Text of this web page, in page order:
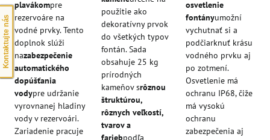
plavákompre
rezervoáre na
vodné prvky. Tento
doplnok slúži
nazabezpečenie
automatického
dopúšťania
vodypre udržanie
vyrovnanej hladiny
vody v rezervoári.
Zariadenie pracuje
použitie ako
dekoratívny prvok
do všetkých typov
fontán. Sada
obsahuje 25 kg
prírodných
kameňov srôznou
štruktúrou,
rôznych veľkostí,
tvarov a
fariebpodľa
osvetlenie
fontányumožní
vychutnať si a
podčiarknuť krásu
vodného prvku aj
po zotmení.
Osvetlenie má
ochranu IP68, čiže
má vysokú
ochranu
zabezpečenia aj
Kontaktujte nás